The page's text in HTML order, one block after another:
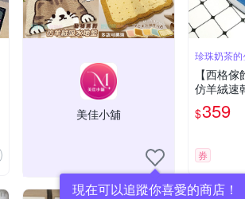
美佳小舖
現在可以追蹤你喜愛的商店！
珍珠奶茶
【西格
仿羊絨速
cm/止滑/
$359
券